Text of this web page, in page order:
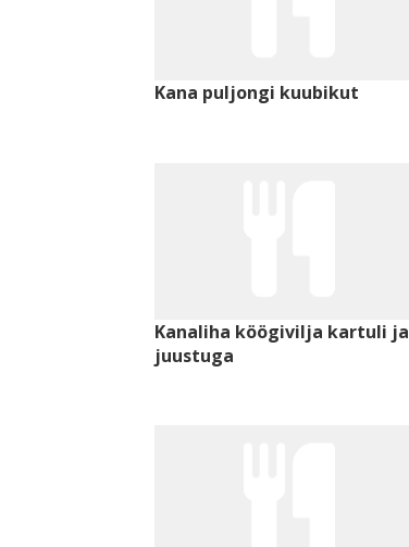
Kana puljongi kuubikut
Kanaliha köögivilja kartuli ja
juustuga